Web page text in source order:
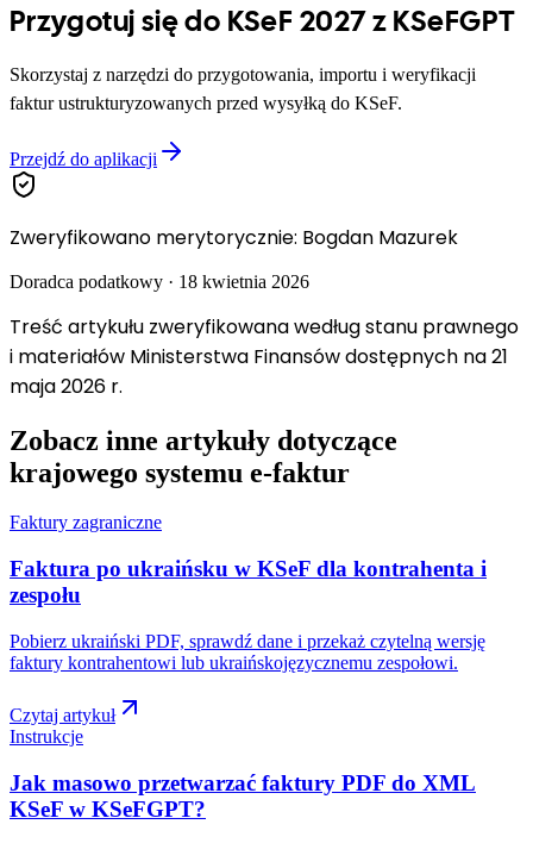
Przygotuj się do KSeF 2027 z KSeFGPT
Skorzystaj z narzędzi do przygotowania, importu i weryfikacji
faktur ustrukturyzowanych przed wysyłką do KSeF.
Przejdź do aplikacji
Zweryfikowano merytorycznie: Bogdan Mazurek
Doradca podatkowy · 18 kwietnia 2026
Treść artykułu zweryfikowana według stanu prawnego
i materiałów Ministerstwa Finansów dostępnych na 21
maja 2026 r.
Zobacz inne artykuły dotyczące
krajowego systemu e-faktur
Faktury zagraniczne
Faktura po ukraińsku w KSeF dla kontrahenta i
zespołu
Pobierz ukraiński PDF, sprawdź dane i przekaż czytelną wersję
faktury kontrahentowi lub ukraińskojęzycznemu zespołowi.
Czytaj artykuł
Instrukcje
Jak masowo przetwarzać faktury PDF do XML
KSeF w KSeFGPT?